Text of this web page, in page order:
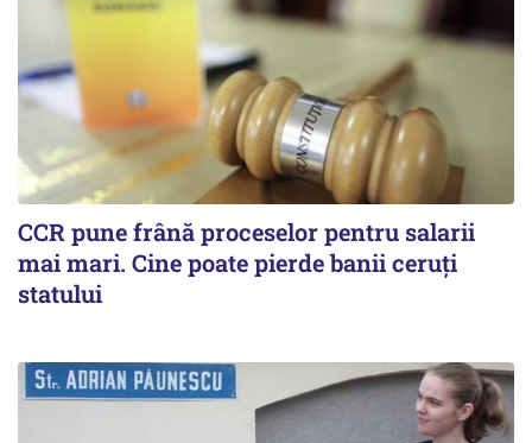
CCR pune frână proceselor pentru salarii
mai mari. Cine poate pierde banii ceruți
statului